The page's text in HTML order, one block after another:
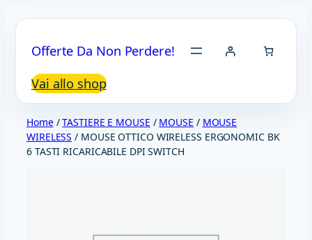
contenuto
Offerte Da Non Perdere!
Vai allo shop
Home/TASTIERE E MOUSE / MOUSE / MOUSE
WIRELESS / MOUSE OTTICO WIRELESS ERGONOMIC BK
6 TASTI RICARICABILE DPI SWITCH